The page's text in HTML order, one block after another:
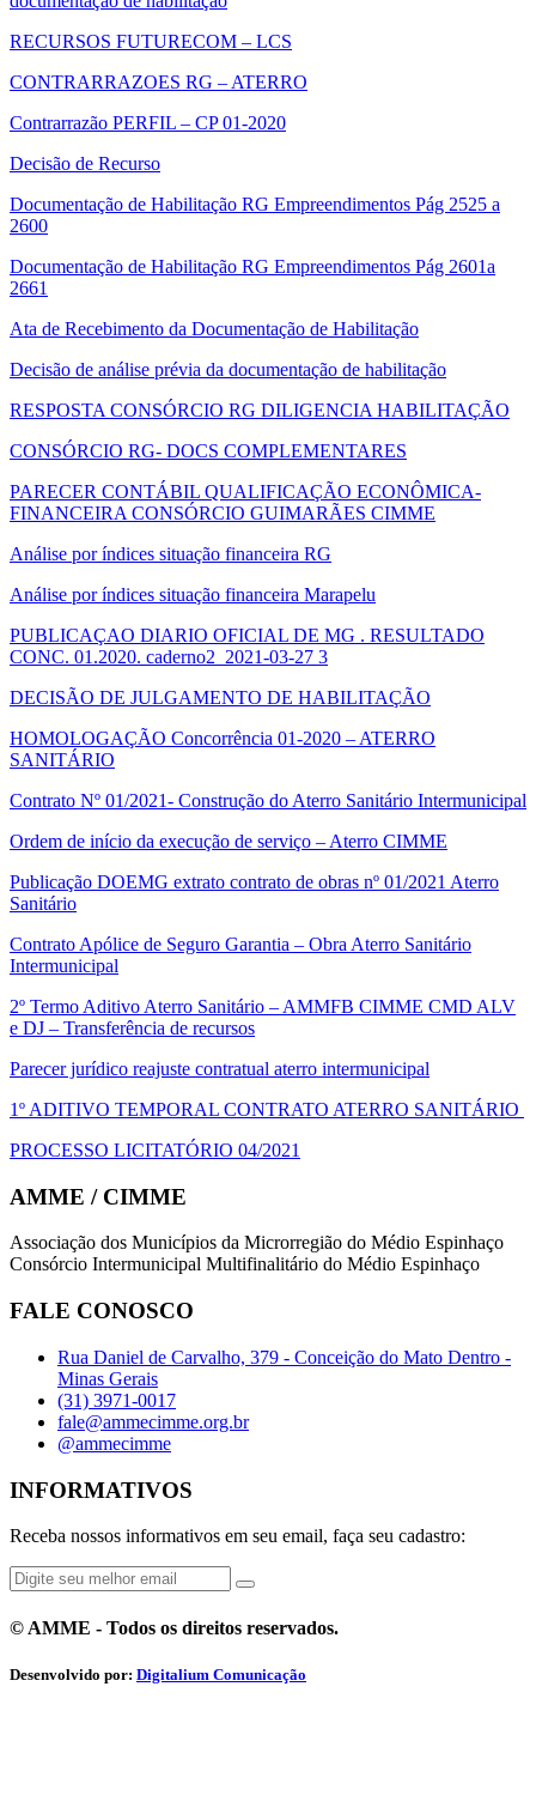
RECURSOS FUTURECOM – LCS
CONTRARRAZOES RG – ATERRO
Contrarrazão PERFIL – CP 01-2020
Decisão de Recurso
Documentação de Habilitação RG Empreendimentos Pág 2525 a
2600
Documentação de Habilitação RG Empreendimentos Pág 2601a
2661
Ata de Recebimento da Documentação de Habilitação
Decisão de análise prévia da documentação de habilitação
RESPOSTA CONSÓRCIO RG DILIGENCIA HABILITAÇÃO
CONSÓRCIO RG- DOCS COMPLEMENTARES
PARECER CONTÁBIL QUALIFICAÇÃO ECONÔMICA-
FINANCEIRA CONSÓRCIO GUIMARÃES CIMME
Análise por índices situação financeira RG
Análise por índices situação financeira Marapelu
PUBLICAÇAO DIARIO OFICIAL DE MG . RESULTADO
CONC. 01.2020. caderno2_2021-03-27 3
DECISÃO DE JULGAMENTO DE HABILITAÇÃO
HOMOLOGAÇÃO Concorrência 01-2020 – ATERRO
SANITÁRIO
Contrato Nº 01/2021- Construção do Aterro Sanitário Intermunicipal
Ordem de início da execução de serviço – Aterro CIMME
Publicação DOEMG extrato contrato de obras nº 01/2021 Aterro
Sanitário
Contrato Apólice de Seguro Garantia – Obra Aterro Sanitário
Intermunicipal
2º Termo Aditivo Aterro Sanitário – AMMFB CIMME CMD ALV
e DJ – Transferência de recursos
Parecer jurídico reajuste contratual aterro intermunicipal
1º ADITIVO TEMPORAL CONTRATO ATERRO SANITÁRIO
PROCESSO LICITATÓRIO 04/2021
AMME / CIMME
Associação dos Municípios da Microrregião do Médio Espinhaço
Consórcio Intermunicipal Multifinalitário do Médio Espinhaço
FALE CONOSCO
Rua Daniel de Carvalho, 379 - Conceição do Mato Dentro -
Minas Gerais
(31) 3971-0017
fale@ammecimme.org.br
@ammecimme
INFORMATIVOS
Receba nossos informativos em seu email, faça seu cadastro:
© AMME - Todos os direitos reservados.
Desenvolvido por: Digitalium Comunicação